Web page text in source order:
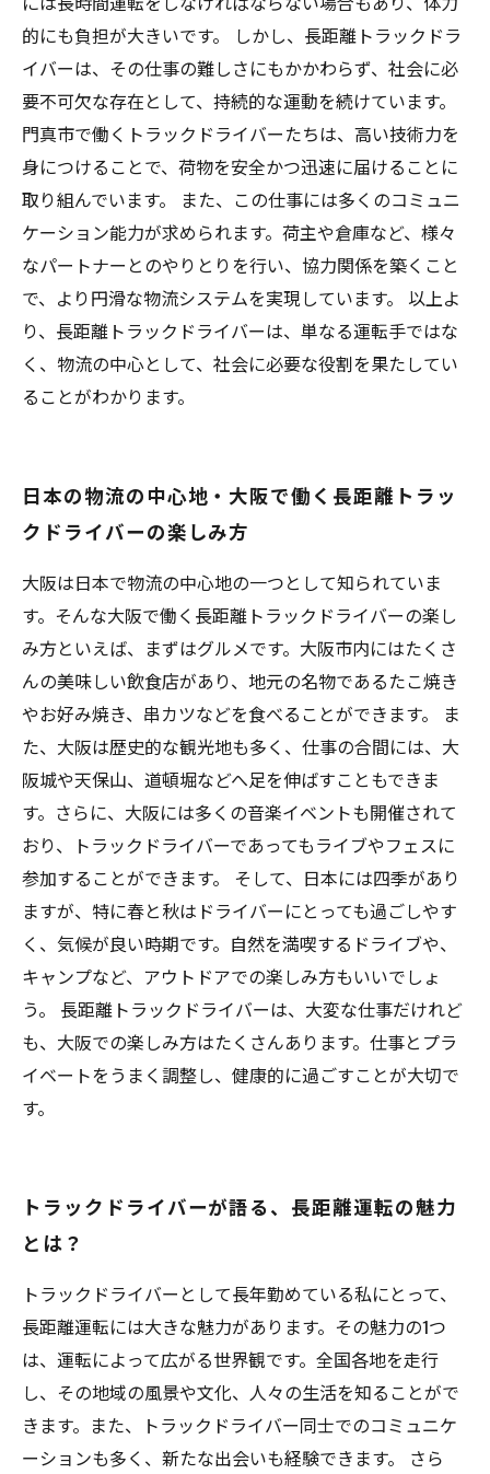
的にも負担が大きいです。 しかし、長距離トラックドラ
イバーは、その仕事の難しさにもかかわらず、社会に必
要不可欠な存在として、持続的な運動を続けています。
門真市で働くトラックドライバーたちは、高い技術力を
身につけることで、荷物を安全かつ迅速に届けることに
取り組んでいます。 また、この仕事には多くのコミュニ
ケーション能力が求められます。荷主や倉庫など、様々
なパートナーとのやりとりを行い、協力関係を築くこと
で、より円滑な物流システムを実現しています。 以上よ
り、長距離トラックドライバーは、単なる運転手ではな
く、物流の中心として、社会に必要な役割を果たしてい
ることがわかります。
日本の物流の中心地・大阪で働く長距離トラッ
クドライバーの楽しみ方
大阪は日本で物流の中心地の一つとして知られていま
す。そんな大阪で働く長距離トラックドライバーの楽し
み方といえば、まずはグルメです。大阪市内にはたくさ
んの美味しい飲食店があり、地元の名物であるたこ焼き
やお好み焼き、串カツなどを食べることができます。 ま
た、大阪は歴史的な観光地も多く、仕事の合間には、大
阪城や天保山、道頓堀などへ足を伸ばすこともできま
す。さらに、大阪には多くの音楽イベントも開催されて
おり、トラックドライバーであってもライブやフェスに
参加することができます。 そして、日本には四季があり
ますが、特に春と秋はドライバーにとっても過ごしやす
く、気候が良い時期です。自然を満喫するドライブや、
キャンプなど、アウトドアでの楽しみ方もいいでしょ
う。 長距離トラックドライバーは、大変な仕事だけれど
も、大阪での楽しみ方はたくさんあります。仕事とプラ
イベートをうまく調整し、健康的に過ごすことが大切で
す。
トラックドライバーが語る、長距離運転の魅力
とは？
トラックドライバーとして長年勤めている私にとって、
長距離運転には大きな魅力があります。その魅力の1つ
は、運転によって広がる世界観です。全国各地を走行
し、その地域の風景や文化、人々の生活を知ることがで
きます。また、トラックドライバー同士でのコミュニケ
ーションも多く、新たな出会いも経験できます。 さら